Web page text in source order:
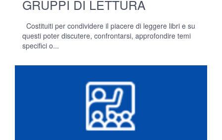
GRUPPI DI LETTURA
Costituiti per condividere il piacere di leggere libri e su
questi poter discutere, confrontarsi, approfondire temi
specifici o...